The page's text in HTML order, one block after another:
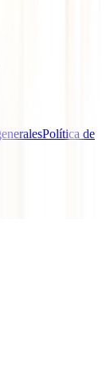
Política de